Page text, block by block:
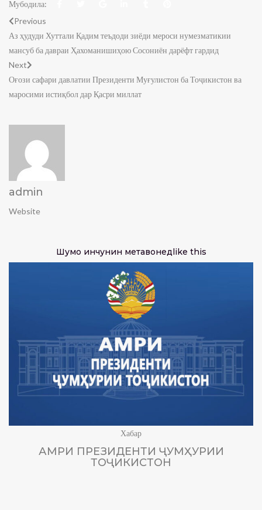
Мубодила:
Previous
Аз ҳудуди Хуттали Қадим теъдоди зиёди мероси нумезматикии
мансуб ба давраи Ҳахоманишиҳою Сосониён дарёфт гардид
Next
Оғози сафари давлатии Президенти Муғулистон ба Тоҷикистон ва
маросими истиқбол дар Қасри миллат
admin
Website
Шумо инчунин метавонед like this
Хабар
АМРИ ПРЕЗИДЕНТИ ҶУМҲУРИИ
ТОҶИКИСТОН